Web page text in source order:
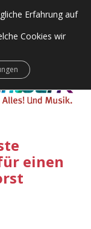
einen
Erfahrung auf
Cookies wir